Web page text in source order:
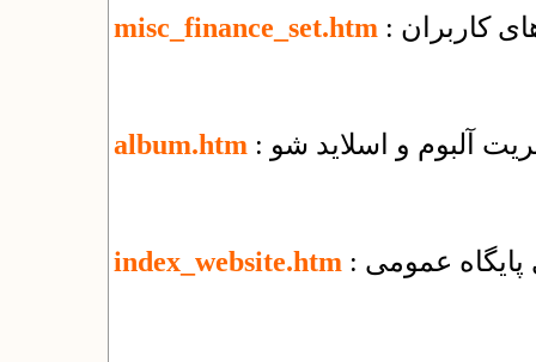
misc_finance_set.htm کاربران
album.htm آلبوم و اسلاید شو
index_website.htm پایگاه عمومی